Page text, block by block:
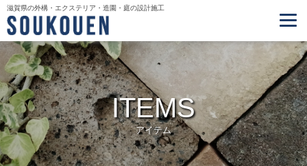
滋賀県の外構・エクステリア・造園・庭の設計施工
ITEMS
アイテム